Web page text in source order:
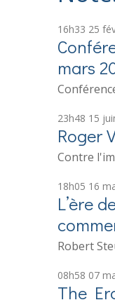
16h33 25
mars
23h48 15
Roger
Contre
18h05 16
L’ère
Robert
08h58 07
The